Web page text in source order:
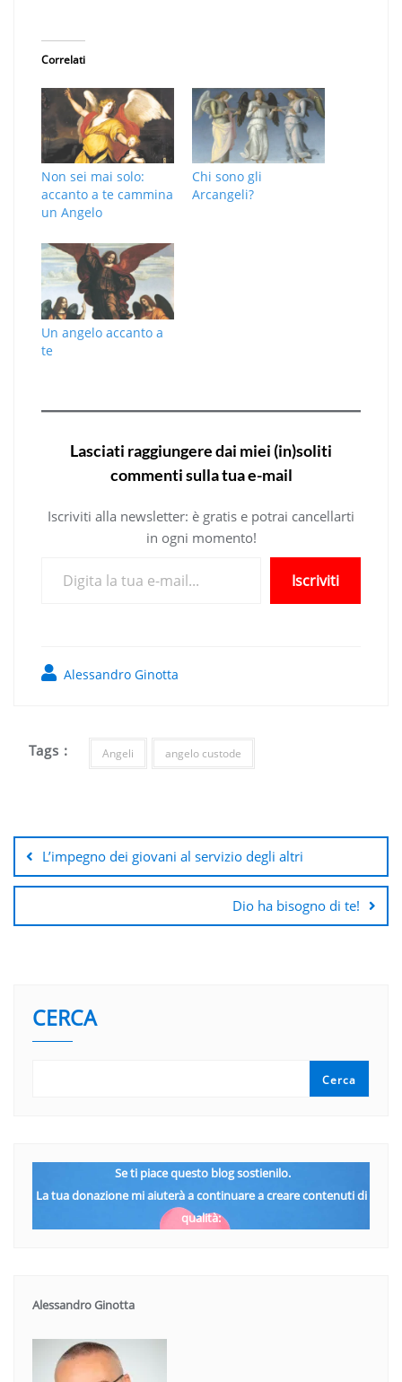
Correlati
Non sei mai solo:
accanto a te cammina
un Angelo
Chi sono gli
Arcangeli?
Un angelo accanto a
te
Lasciati raggiungere dai miei (in)soliti
commenti sulla tua e-mail
Iscriviti alla newsletter: è gratis e potrai cancellarti
in ogni momento!
Iscriviti
Alessandro Ginotta
Tags : Angeli angelo custode
articoli
L’impegno dei giovani al servizio degli altri
Dio ha bisogno di te!
CERCA
Cerca
Se ti piace questo blog sostienilo.
La tua donazione mi aiuterà a continuare a creare contenuti di
qualità:
Alessandro Ginotta